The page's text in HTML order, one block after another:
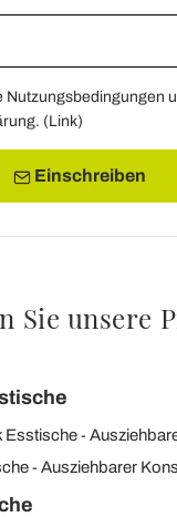
Nutzungsbedingungen
(Link)
Einschreiben
Sie unsere
Esstische
Ausziehbarer